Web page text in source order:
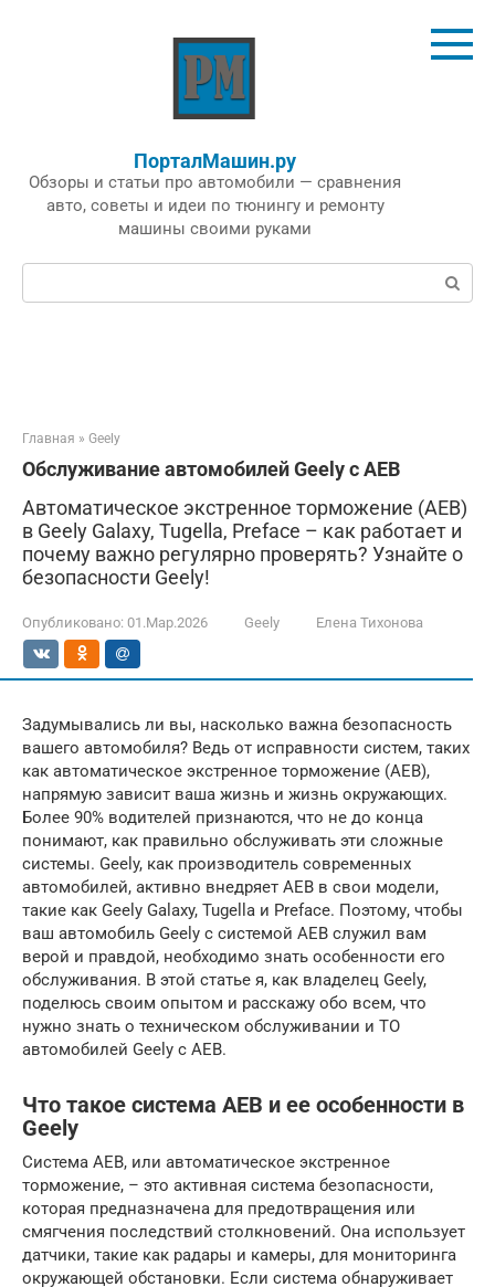
ПорталМашин.ру
Обзоры и статьи про автомобили — сравнения
авто, советы и идеи по тюнингу и ремонту
машины своими руками
Поиск:
Главная » Geely
Обслуживание автомобилей Geely с AEB
Автоматическое экстренное торможение (AEB)
в Geely Galaxy, Tugella, Preface – как работает и
почему важно регулярно проверять? Узнайте о
безопасности Geely!
Опубликовано: 01.Мар.2026 Geely Елена Тихонова
Задумывались ли вы, насколько важна безопасность
вашего автомобиля? Ведь от исправности систем, таких
как автоматическое экстренное торможение (AEB),
напрямую зависит ваша жизнь и жизнь окружающих.
Более 90% водителей признаются, что не до конца
понимают, как правильно обслуживать эти сложные
системы. Geely, как производитель современных
автомобилей, активно внедряет AEB в свои модели,
такие как Geely Galaxy, Tugella и Preface. Поэтому, чтобы
ваш автомобиль Geely с системой AEB служил вам
верой и правдой, необходимо знать особенности его
обслуживания. В этой статье я, как владелец Geely,
поделюсь своим опытом и расскажу обо всем, что
нужно знать о техническом обслуживании и ТО
автомобилей Geely с AEB.
Что такое система AEB и ее особенности в
Geely
Система AEB, или автоматическое экстренное
торможение, – это активная система безопасности,
которая предназначена для предотвращения или
смягчения последствий столкновений. Она использует
датчики, такие как радары и камеры, для мониторинга
окружающей обстановки. Если система обнаруживает